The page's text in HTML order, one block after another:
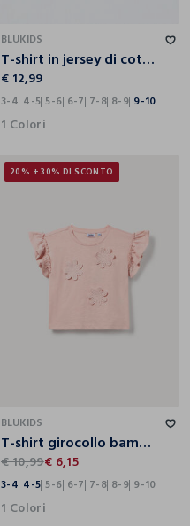
BLUKIDS
T-shirt in jersey di cotone stretch bambina
€ 12,99
3-4 4-5 5-6 6-7 7-8 8-9 9-10
1 Colori
20% + 30% DI SCONTO
BLUKIDS
T-shirt girocollo bambina
€ 10,99€ 6,15
3-4 4-5 5-6 6-7 7-8 8-9 9-10
1 Colori